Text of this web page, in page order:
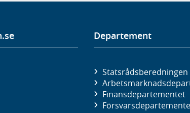
Departement
Statsrådsberedningen
Finans­departementet